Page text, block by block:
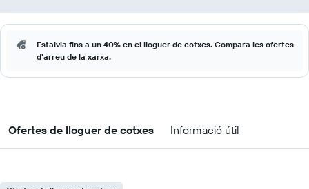
Estalvia fins a un 40% en el lloguer de cotxes. Compara les ofertes
d'arreu de la xarxa.
Ofertes de lloguer de cotxes Informació útil